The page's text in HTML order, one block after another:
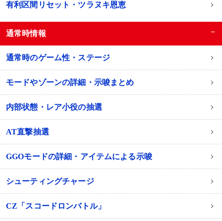
有利区間リセット・ツラヌキ恩恵
通常時情報 −
通常時のゲーム性・ステージ
モードやゾーンの詳細・示唆まとめ
内部状態・レア小役の抽選
AT直撃抽選
GGOモードの詳細・アイテムによる示唆
シューティングチャージ
CZ「スコードロンバトル」